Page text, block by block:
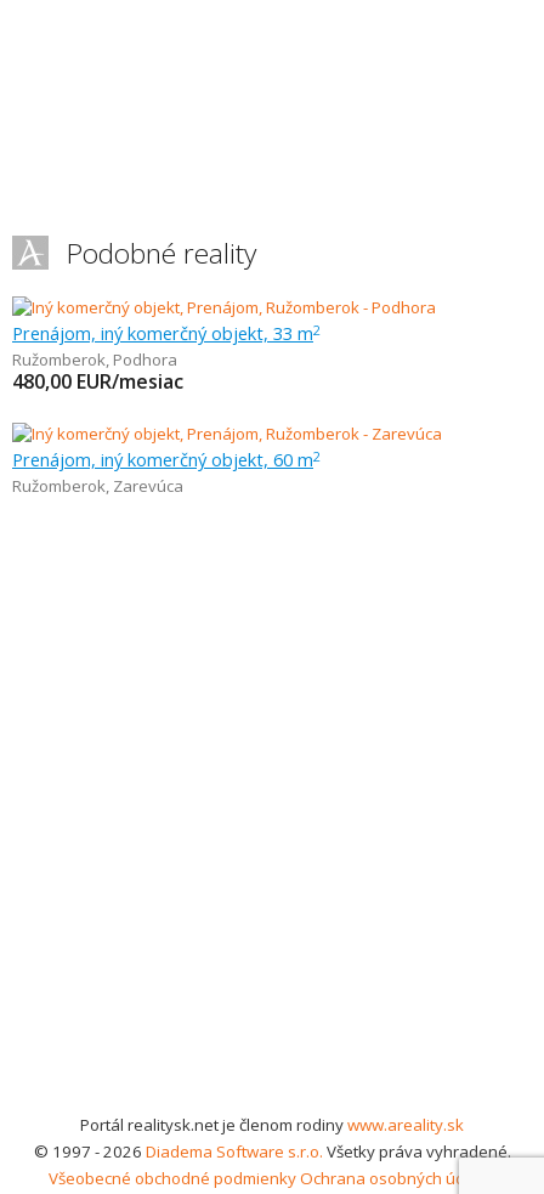
Podobné reality
Prenájom, iný komerčný objekt, 33 m2
Ružomberok, Podhora
480,00 EUR/mesiac
Prenájom, iný komerčný objekt, 60 m2
Ružomberok, Zarevúca
Portál realitysk.net je členom rodinywww.areality.sk
© 1997 - 2026 Diadema Software s.r.o. Všetky práva vyhradené.
Všeobecné obchodné podmienkyOchrana osobných údajov